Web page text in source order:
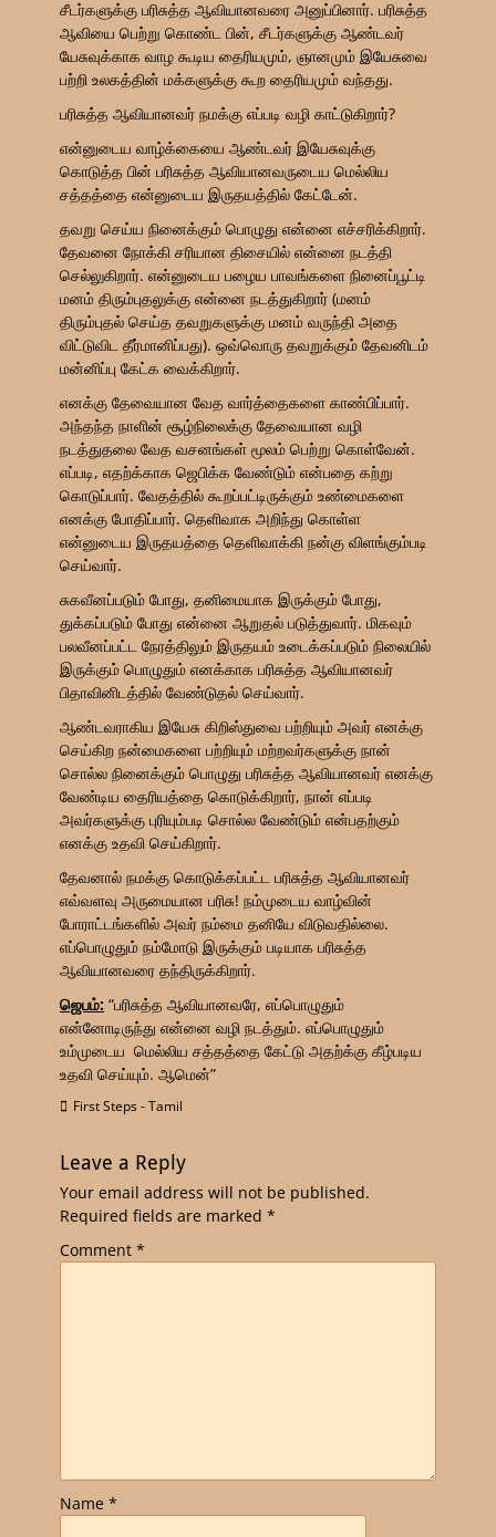
சீடர்களுக்கு பரிசுத்த ஆவியானவரை அனுப்பினார். பரிசுத்த
ஆவியை பெற்று கொண்ட பின், சீடர்களுக்கு ஆண்டவர்
யேசுவுக்காக வாழ கூடிய தைரியமும், ஞானமும் இயேசுவை
பற்றி உலகத்தின் மக்களுக்கு கூற தைரியமும் வந்தது.
பரிசுத்த ஆவியானவர் நமக்கு எப்படி வழி காட்டுகிறார்?
என்னுடைய வாழ்க்கையை ஆண்டவர் இயேசுவுக்கு
கொடுத்த பின் பரிசுத்த ஆவியானவருடைய மெல்லிய
சத்தத்தை என்னுடைய இருதயத்தில் கேட்டேன்.
தவறு செய்ய நினைக்கும் பொழுது என்னை எச்சரிக்கிறார்.
தேவனை நோக்கி சரியான திசையில் என்னை நடத்தி
செல்லுகிறார். என்னுடைய பழைய பாவங்களை நினைப்பூட்டி
மனம் திரும்புதலுக்கு என்னை நடத்துகிறார் (மனம்
திரும்புதல் செய்த தவறுகளுக்கு மனம் வருந்தி அதை
விட்டுவிட தீர்மானிப்பது). ஒவ்வொரு தவறுக்கும் தேவனிடம்
மன்னிப்பு கேட்க வைக்கிறார்.
எனக்கு தேவையான வேத வார்த்தைகளை காண்பிப்பார்.
அந்தந்த நாளின் சூழ்நிலைக்கு தேவையான வழி
நடத்துதலை வேத வசனங்கள் மூலம் பெற்று கொள்வேன்.
எப்படி, எதற்க்காக ஜெபிக்க வேண்டும் என்பதை கற்று
கொடுப்பார். வேதத்தில் கூறப்பட்டிருக்கும் உண்மைகளை
எனக்கு போதிப்பார். தெளிவாக அறிந்து கொள்ள
என்னுடைய இருதயத்தை தெளிவாக்கி நன்கு விளங்கும்படி
செய்வார்.
சுகவீனப்படும் போது, தனிமையாக இருக்கும் போது,
துக்கப்படும் போது என்னை ஆறுதல் படுத்துவார். மிகவும்
பலவீனப்பட்ட நேரத்திலும் இருதயம் உடைக்கப்படும் நிலையில்
இருக்கும் பொழுதும் எனக்காக பரிசுத்த ஆவியானவர்
பிதாவினிடத்தில் வேண்டுதல் செய்வார்.
ஆண்டவராகிய இயேசு கிறிஸ்துவை பற்றியும் அவர் எனக்கு
செய்கிற நன்மைகளை பற்றியும் மற்றவர்களுக்கு நான்
சொல்ல நினைக்கும் பொழுது பரிசுத்த ஆவியானவர் எனக்கு
வேண்டிய தைரியத்தை கொடுக்கிறார், நான் எப்படி
அவர்களுக்கு புரியும்படி சொல்ல வேண்டும் என்பதற்கும்
எனக்கு உதவி செய்கிறார்.
தேவனால் நமக்கு கொடுக்கப்பட்ட பரிசுத்த ஆவியானவர்
எவ்வளவு அருமையான பரிசு! நம்முடைய வாழ்வின்
போராட்டங்களில் அவர் நம்மை தனியே விடுவதில்லை.
எப்பொழுதும் நம்மோடு இருக்கும் படியாக பரிசுத்த
ஆவியானவரை தந்திருக்கிறார்.
ஜெபம்: “பரிசுத்த ஆவியானவரே, எப்பொழுதும்
என்னோடிருந்து என்னை வழி நடத்தும். எப்பொழுதும்
உம்முடைய மெல்லிய சத்தத்தை கேட்டு அதற்க்கு கீழ்படிய
உதவி செய்யும். ஆமென்”
First Steps - Tamil
Leave a Reply
Your email address will not be published.
Required fields are marked *
Comment *
Name *